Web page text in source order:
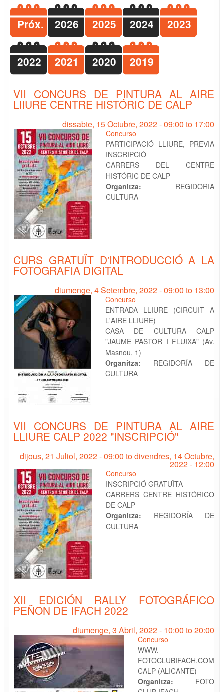
Próx. 2026 2025 2024 2023
2022 2021 2020 2019
VII CONCURS DE PINTURA AL AIRE
LlIURE CENTRE HISTÓRIC DE CALP
dissabte, 15 Octubre, 2022 -09:00 to 17:00
Concurso
PARTICIPACIÓ LLIURE, PREVIA
INSCRIPCIÓ
CARRERS DEL CENTRE
HISTÓRIC DE CALP
Organitza: REGIDORIA
CULTURA
CURS GRATUÏT D'INTRODUCCIÓ A LA
FOTOGRAFIA DIGITAL
diumenge, 4 Setembre, 2022 -09:00 to 13:00
Concurso
ENTRADA LLIURE (CIRCUIT A
L'AIRE LLIURE)
CASA DE CULTURA CALP
"JAUME PASTOR I FLUIXA" (Av.
Masnou, 1)
Organitza: REGIDORÍA DE
CULTURA
VII CONCURS DE PINTURA AL AIRE
LLIURE CALP 2022 "INSCRIPCIÓ"
dijous, 21 Juliol, 2022 - 09:00 todivendres, 14 Octubre,
2022 - 12:00
Concurso
INSCRIPCIÓ GRATUÏTA
CARRERS CENTRE HISTÓRICO
DE CALP
Organitza: REGIDORÍA DE
CULTURA
XII EDICIÓN RALLY FOTOGRÁFICO
PEÑON DE IFACH 2022
diumenge, 3 Abril, 2022 - 10:00 to20:00
Concurso
WWW.
FOTOCLUBIFACH.COM
CALP (ALICANTE)
Organitza: FOTO